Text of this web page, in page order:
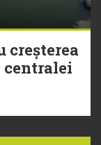
creșterea